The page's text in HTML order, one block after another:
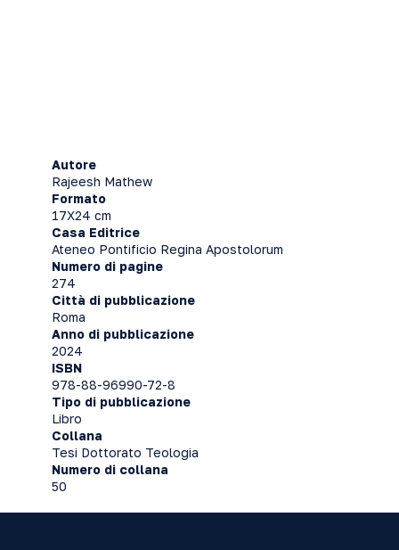
Autore
Rajeesh Mathew
Formato
17X24 cm
Casa Editrice
Ateneo Pontificio Regina Apostolorum
Numero di pagine
274
Città di pubblicazione
Roma
Anno di pubblicazione
2024
ISBN
978-88-96990-72-8
Tipo di pubblicazione
Libro
Collana
Tesi Dottorato Teologia
Numero di collana
50